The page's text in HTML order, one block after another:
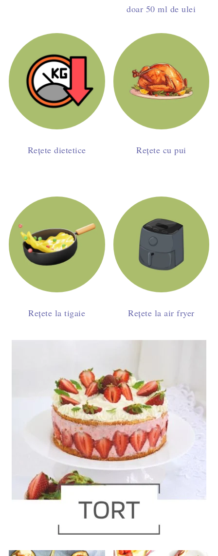
doar 50 ml de ulei
Rețete dietetice Rețete cu pui
Rețete la tigaie Rețete la air fryer